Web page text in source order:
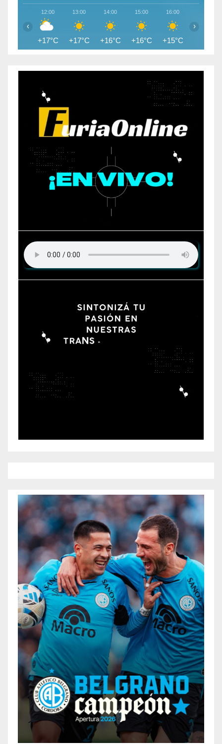
12:00
+17°C
13:00
+17°C
14:00
+16°C
15:00
+16°C
16:00
+15°C
‹ ›